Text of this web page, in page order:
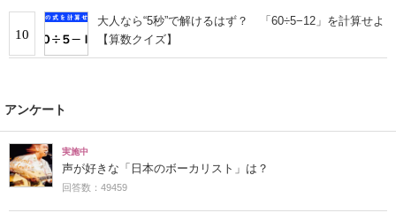
10
大人なら“5秒”で解けるはず？ 「60÷5−12」を計算せよ
【算数クイズ】
アンケート
実施中
声が好きな「日本のボーカリスト」は？
回答数：49459